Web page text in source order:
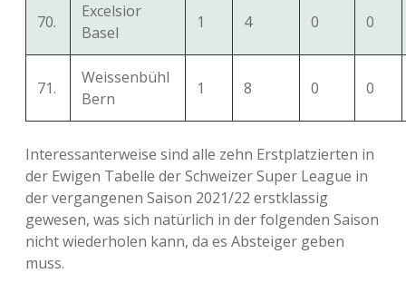
70.
Excelsior
Basel
1 4 0 0
71.
Weissenbühl
Bern
1 8 0 0
Interessanterweise sind alle zehn Erstplatzierten in
der Ewigen Tabelle der Schweizer Super League in
der vergangenen Saison 2021/22 erstklassig
gewesen, was sich natürlich in der folgenden Saison
nicht wiederholen kann, da es Absteiger geben
muss.